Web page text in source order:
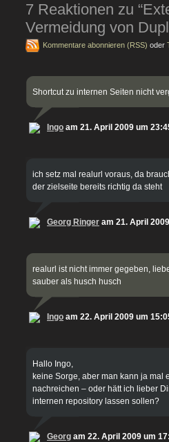
7 Reaktionen zu
Vermeidung von
Kommentare abonnieren (RSS) oder
Shortcut zu internen Seiten nicht
Ingo am 21. April 2009 um
ich setz mal realurl voraus, da
der zielseite bereits richtig da steht
Georg Ringer am 21. April
realurl ist nicht immer gegeben,
sauber als husch husch
Ingo am 22. April 2009 um
Hallo Ingo,
keine Sorge, aber man kann ja mal
nachreichen – oder hätt ich lieber
internen repository lassen sollen?
Georg am 22. April 2009 um